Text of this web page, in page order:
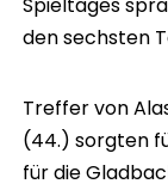
Spieltages
den sechsten
Treffer von
(44.) sorgten
für die